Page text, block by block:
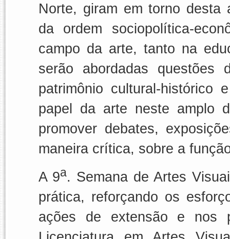
Norte, giram em torno desta
da ordem sociopolítica-
campo da arte, tanto na
serão abordadas questões
patrimônio cultural-histórico
papel da arte neste amplo
promover debates,
maneira crítica, sobre a
A 9a. Semana de Artes
prática, reforçando os
ações de extensão e nos